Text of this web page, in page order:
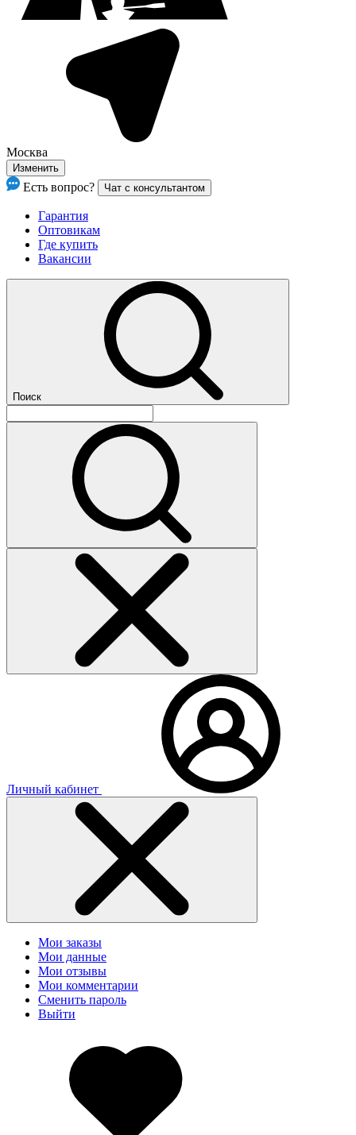
Москва
Изменить
Есть вопрос? Чат с консультантом
Гарантия
Оптовикам
Где купить
Вакансии
Поиск
Личный кабинет
Мои заказы
Мои данные
Мои отзывы
Мои комментарии
Сменить пароль
Выйти